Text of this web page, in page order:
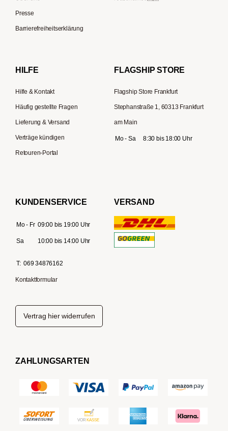
Profitec
Hario
Presse
Barrierefreiheitserklärung
HILFE
Hilfe & Kontakt
Häufig gestellte Fragen
Lieferung & Versand
Verträge kündigen
Retouren-Portal
FLAGSHIP STORE
Flagship Store Frankfurt
Stephanstraße 1, 60313 Frankfurt
am Main
Mo - Sa 8:30 bis 18:00 Uhr
KUNDENSERVICE
Mo - Fr 09:00 bis 19:00 Uhr
Sa 10:00 bis 14:00 Uhr
T: 069 34876162
Kontaktformular
VERSAND
Vertrag hier widerrufen
ZAHLUNGSARTEN